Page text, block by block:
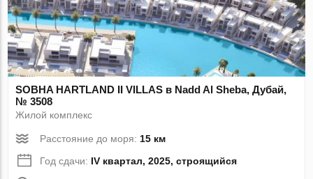
SOBHA HARTLAND II VILLAS в Nadd Al Sheba, Дубай,
№ 3508
Жилой комплекс
Расстояние до моря: 15 км
Год сдачи: IV квартал, 2025, строящийся